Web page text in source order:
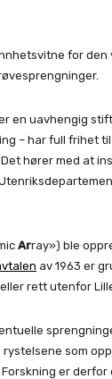
for
en uavhengig
– har full frihet
hører med at
Array») ble
av 1963 er
rett utenfor
som
er derfor